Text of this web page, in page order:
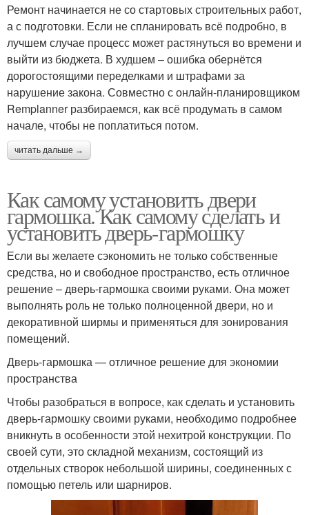
Ремонт начинается не со стартовых строительных работ,
а с подготовки. Если не спланировать всё подробно, в
лучшем случае процесс может растянуться во времени и
выйти из бюджета. В худшем – ошибка обернётся
дорогостоящими переделками и штрафами за
нарушение закона. Совместно с онлайн-планировщиком
Remplanner разбираемся, как всё продумать в самом
начале, чтобы не поплатиться потом.
читать дальше →
Как самому установить двери
гармошка. Как самому сделать и
установить дверь-гармошку
Если вы желаете сэкономить не только собственные
средства, но и свободное пространство, есть отличное
решение – дверь-гармошка своими руками. Она может
выполнять роль не только полноценной двери, но и
декоративной ширмы и применяться для зонирования
помещений.
Дверь-гармошка — отличное решение для экономии
пространства
Чтобы разобраться в вопросе, как сделать и установить
дверь-гармошку своими руками, необходимо подробнее
вникнуть в особенности этой нехитрой конструкции. По
своей сути, это складной механизм, состоящий из
отдельных створок небольшой ширины, соединенных с
помощью петель или шарниров.